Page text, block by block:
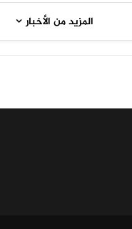
المزيد من الأخبار